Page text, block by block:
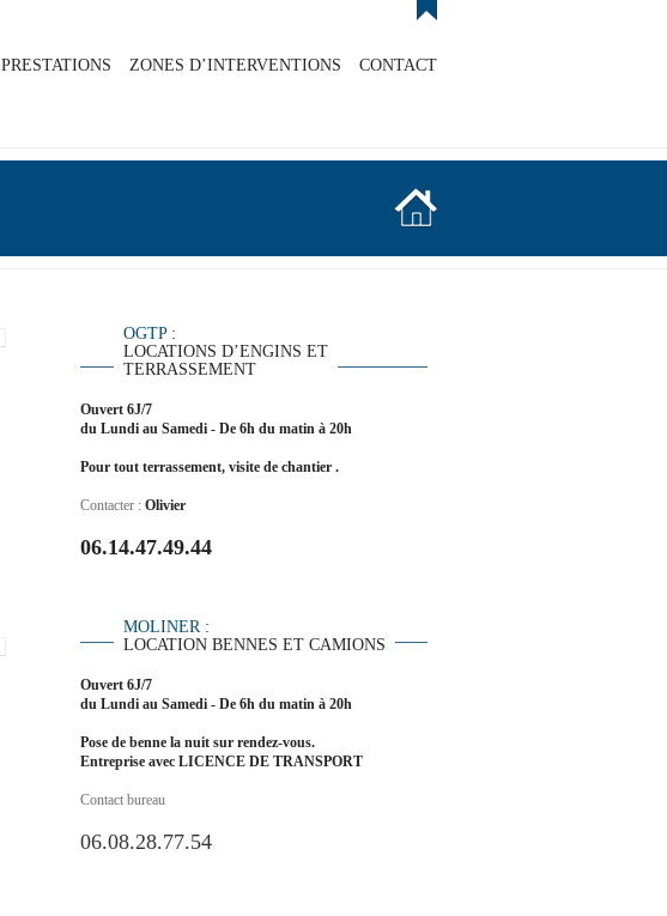
PRESTATIONS ZONES D’INTERVENTIONS CONTACT
OGTP :
LOCATIONS D’ENGINS ET
TERRASSEMENT
Ouvert 6J/7
du Lundi au Samedi - De 6h du matin à 20h
Pour tout terrassement, visite de chantier .
Contacter : Olivier
06.14.47.49.44
MOLINER :
LOCATION BENNES ET CAMIONS
Ouvert 6J/7
du Lundi au Samedi - De 6h du matin à 20h
Pose de benne la nuit sur rendez-vous.
Entreprise avec LICENCE DE TRANSPORT
Contact bureau
06.08.28.77.54